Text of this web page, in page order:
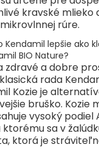
kravské mlieko
rúre.
Kendamil lepšie ako
BIO Nature?
zdravé a dobre
rada
Kozie je
bruško. Kozie
vysoký podiel
ktorému sa v
ktorá je